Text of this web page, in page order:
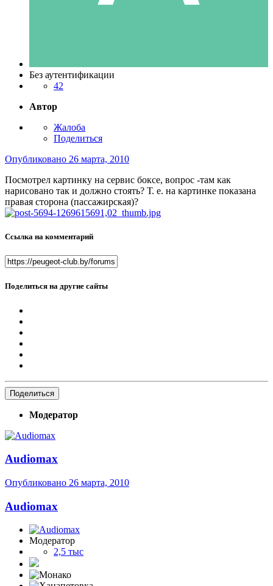
Без аутентификации
42
Автор
Жалоба
Поделиться
Опубликовано 26 марта, 2010
Посмотрел картинку на сервис боксе, вопрос -там как
нарисовано так и должно стоять? Т. е. на картинке показана
правая сторона (пассажирская)?
Ссылка на комментарий
Поделиться на другие сайты
Поделиться
Модератор
Audiomax
Опубликовано 26 марта, 2010
Audiomax
Модератор
2,5 тыс